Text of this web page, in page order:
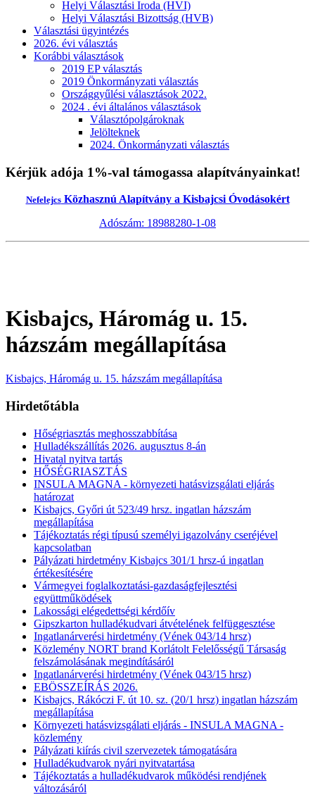
Helyi Választási Iroda (HVI)
Helyi Választási Bizottság (HVB)
Választási ügyintézés
2026. évi választás
Korábbi választások
2019 EP választás
2019 Önkormányzati választás
Országgyűlési választások 2022.
2024 . évi általános választások
Választópolgároknak
Jelölteknek
2024. Önkormányzati választás
Kérjük adója 1%-val támogassa alapítványainkat!
NefelejcsKözhasznú Alapítvány a Kisbajcsi Óvodásokért
Adószám: 18988280-1-08
Kisbajcs, Háromág u. 15.
házszám megállapítása
Kisbajcs, Háromág u. 15. házszám megállapítása
Hirdetőtábla
Hőségriasztás meghosszabbítása
Hulladékszállítás 2026. augusztus 8-án
Hivatal nyitva tartás
HŐSÉGRIASZTÁS
INSULA MAGNA - környezeti hatásvizsgálati eljárás
határozat
Kisbajcs, Győri út 523/49 hrsz. ingatlan házszám
megállapítása
Tájékoztatás régi típusú személyi igazolvány cseréjével
kapcsolatban
Pályázati hirdetmény Kisbajcs 301/1 hrsz-ú ingatlan
értékesítésére
Vármegyei foglalkoztatási-gazdaságfejlesztési
együttműködések
Lakossági elégedettségi kérdőív
Gipszkarton hulladékudvari átvételének felfüggesztése
Ingatlanárverési hirdetmény (Vének 043/14 hrsz)
Közlemény NORT brand Korlátolt Felelősségű Társaság
felszámolásának megindításáról
Ingatlanárverési hirdetmény (Vének 043/15 hrsz)
EBÖSSZEÍRÁS 2026.
Kisbajcs, Rákóczi F. út 10. sz. (20/1 hrsz) ingatlan házszám
megállapítása
Környezeti hatásvizsgálati eljárás - INSULA MAGNA -
közlemény
Pályázati kiírás civil szervezetek támogatására
Hulladékudvarok nyári nyitvatartása
Tájékoztatás a hulladékudvarok működési rendjének
változásáról